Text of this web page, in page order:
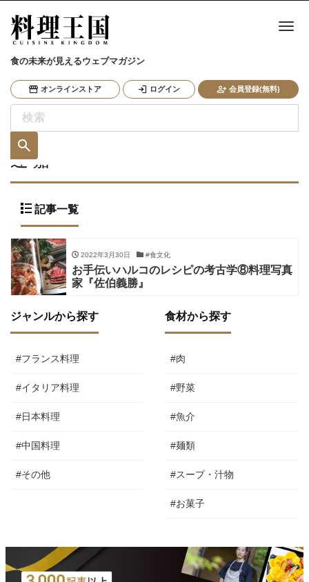
食の未来が見えるウェブマガジン
オンラインストア ログイン 会員登録(無料)
ナ
辻 嘉一
記事一覧
2022年3月30日 #食文化
お手伝いハルコのレシピの考古学⑧料理写真
家『佐伯義勝』
ジャンルから探す
#フランス料理
#イタリア料理
#日本料理
#中国料理
#その他
食材から探す
#肉
#野菜
#魚介
#麺類
#スープ・汁物
#お菓子